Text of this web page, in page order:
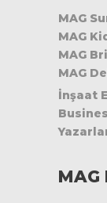
MAG
MAG
MAG
MAG
İnşaat
MAG